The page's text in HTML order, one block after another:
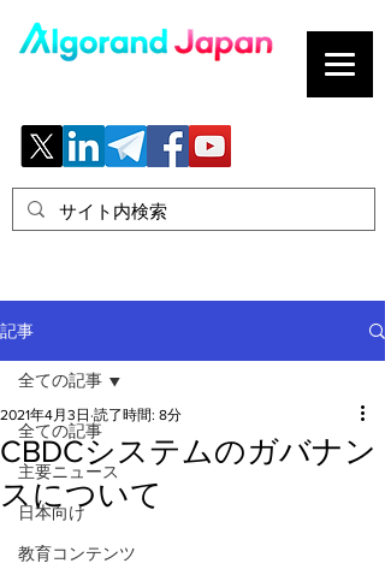
記事
全ての記事
主要ニュース
日本向け
教育コンテンツ
全ての記事
CBDCシステムのガバナン
スについて
2021年4月3日 読了時間: 8分